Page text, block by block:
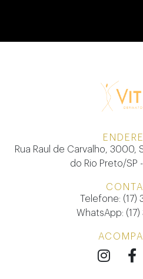
Rua Raul de Carvalho, 3000,
do Rio Preto/SP
Telefone: (17)
WhatsApp: